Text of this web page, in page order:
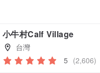
小牛村Calf Village
台灣
5 (2,606)